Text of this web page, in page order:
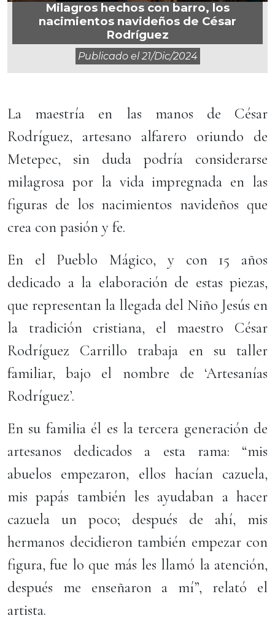
Milagros hechos con barro, los
nacimientos navideños de César
Rodríguez
Publicado el21/dic/2024
La maestría en las manos de César
Rodríguez, artesano alfarero oriundo de
Metepec, sin duda podría considerarse
milagrosa por la vida impregnada en las
figuras de los nacimientos navideños que
crea con pasión y fe.
En el Pueblo Mágico, y con 15 años
dedicado a la elaboración de estas piezas,
que representan la llegada del Niño Jesús en
la tradición cristiana, el maestro César
Rodríguez Carrillo trabaja en su taller
familiar, bajo el nombre de ‘Artesanías
Rodríguez’.
En su familia él es la tercera generación de
artesanos dedicados a esta rama: “mis
abuelos empezaron, ellos hacían cazuela,
mis papás también les ayudaban a hacer
cazuela un poco; después de ahí, mis
hermanos decidieron también empezar con
figura, fue lo que más les llamó la atención,
después me enseñaron a mí”, relató el
artista.